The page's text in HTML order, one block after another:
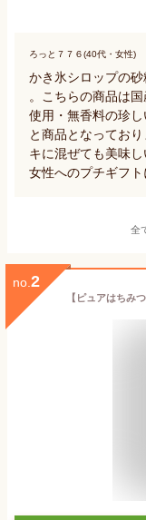
ろっと７７６(40代・女性)
かき氷シロップの
。こちらの商品は
使用・無香料の珍
と商品となってお
キに混ぜても美味
女性へのプチギフト
全
no. 2